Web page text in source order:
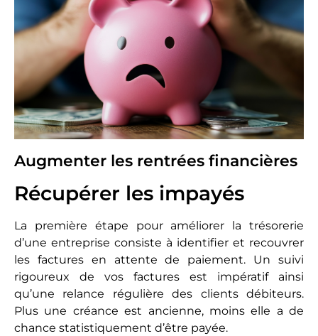
Augmenter les rentrées financières
Récupérer les impayés
La première étape pour améliorer la trésorerie
d’une entreprise consiste à identifier et recouvrer
les factures en attente de paiement. Un suivi
rigoureux de vos factures est impératif ainsi
qu’une relance régulière des clients débiteurs.
Plus une créance est ancienne, moins elle a de
chance statistiquement d’être payée.